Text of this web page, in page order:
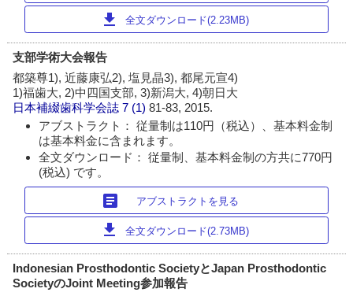
download 全文ダウンロード(2.23MB)
支部学術大会報告
都築尊1), 近藤康弘2), 塩見晶3), 都尾元宣4)
1)福歯大, 2)中四国支部, 3)新潟大, 4)朝日大
日本補綴歯科学会誌 7 (1)81-83, 2015.
アブストラクト： 従量制は110円（税込）、基本料金制
は基本料金に含まれます。
全文ダウンロード： 従量制、基本料金制の方共に770円
(税込) です。
article アブストラクトを見る
download 全文ダウンロード(2.73MB)
Indonesian Prosthodontic SocietyとJapan Prosthodontic
SocietyのJoint Meeting参加報告